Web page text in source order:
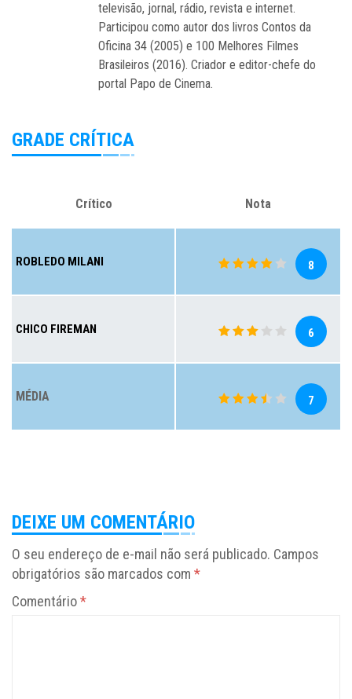
televisão, jornal, rádio, revista e internet.
Participou como autor dos livros Contos da
Oficina 34 (2005) e 100 Melhores Filmes
Brasileiros (2016). Criador e editor-chefe do
portal Papo de Cinema.
GRADE CRÍTICA
Crítico Nota
ROBLEDO MILANI 8
CHICO FIREMAN 6
MÉDIA 7
DEIXE UM COMENTÁRIO
O seu endereço de e-mail não será publicado. Campos
obrigatórios são marcados com *
Comentário*